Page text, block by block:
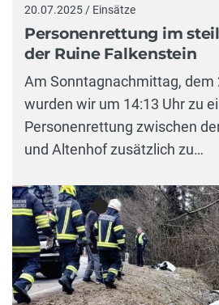
20.07.2025 / Einsätze
Personenrettung im
der Ruine Falkenstein
Am Sonntagnachmittag, dem
wurden wir um 14:13 Uhr zu
Personenrettung zwischen
und Altenhof zusätzlich zu…